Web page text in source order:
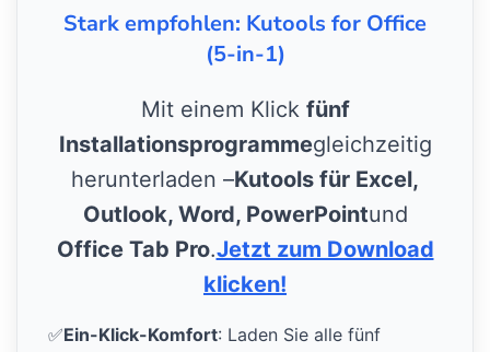
Stark empfohlen: Kutools for Office
(5-in-1)
Mit einem Klick fünf
Installationsprogrammegleichzeitig
herunterladen –Kutools für Excel,
Outlook, Word, PowerPointund
Office Tab Pro.Jetzt zum Download
klicken!
✅Ein-Klick-Komfort: Laden Sie alle fünf